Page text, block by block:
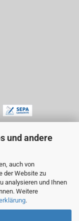
und andere
auch von
der Website zu
analysieren und Ihnen
Weitere
.